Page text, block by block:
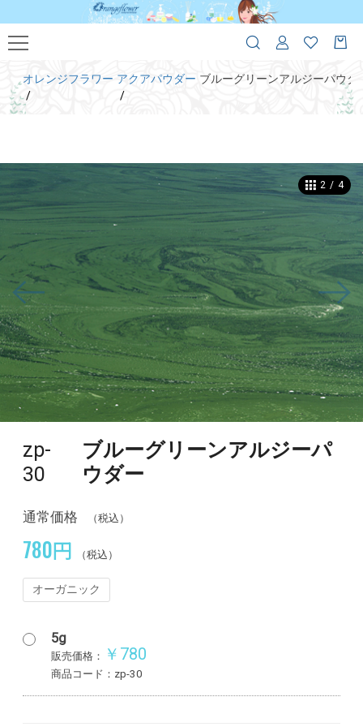
オレンジフラワー アクアパウダー ブルーグリーンアルジーパウダ
2 / 4
zp-
30
ブルーグリーンアルジーパ
ウダー
通常価格 （税込）
780円 （税込）
オーガニック
5g
販売価格： ￥780
商品コード：zp-30